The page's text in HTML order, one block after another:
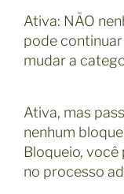
Ativa: NÃO
pode
mudar a
Ativa, mas
nenhum
Bloqueio,
no processo